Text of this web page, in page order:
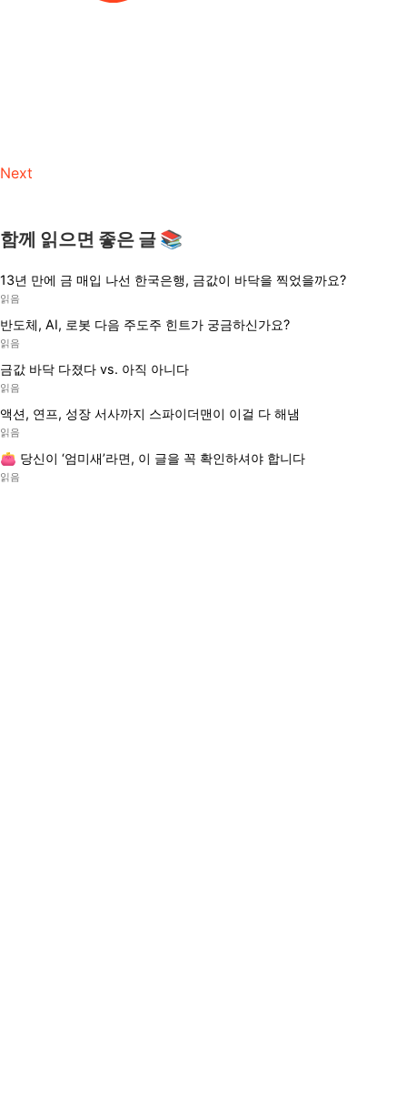
Next
함께 읽으면 좋은 글 📚
13년 만에 금 매입 나선 한국은행, 금값이 바닥을 찍었을까요?
읽음
반도체, AI, 로봇 다음 주도주 힌트가 궁금하신가요?
읽음
금값 바닥 다졌다 vs. 아직 아니다
읽음
액션, 연프, 성장 서사까지 스파이더맨이 이걸 다 해냄
읽음
👛 당신이 ‘엄미새’라면, 이 글을 꼭 확인하셔야 합니다
읽음